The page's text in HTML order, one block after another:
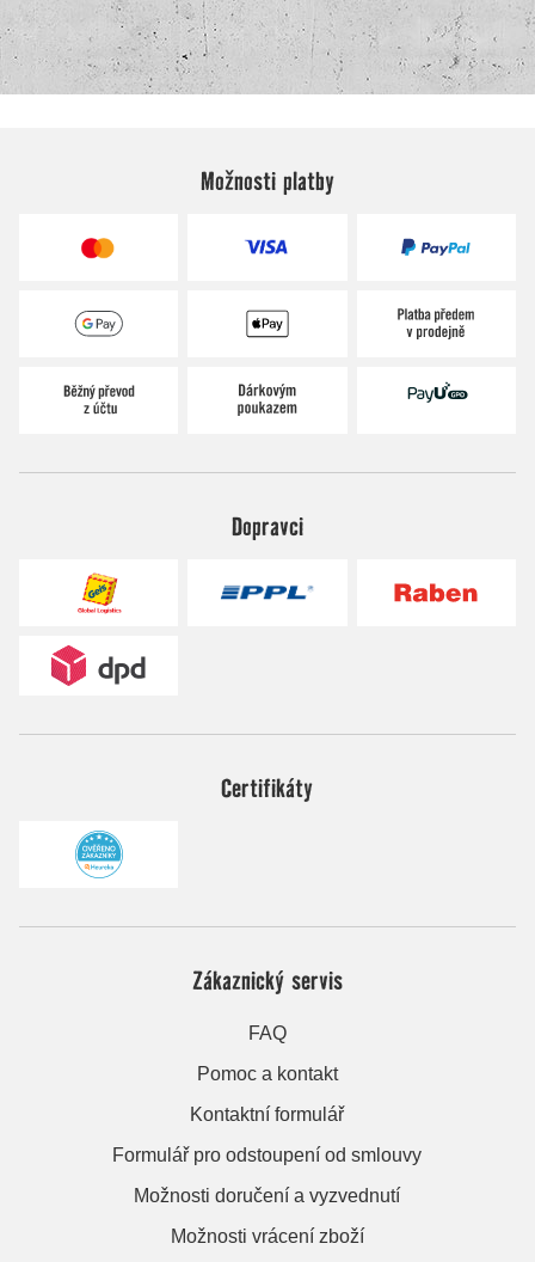
Možnosti platby
Dopravci
Certifikáty
Zákaznický servis
FAQ
Pomoc a kontakt
Kontaktní formulář
Formulář pro odstoupení od smlouvy
Možnosti doručení a vyzvednutí
Možnosti vrácení zboží